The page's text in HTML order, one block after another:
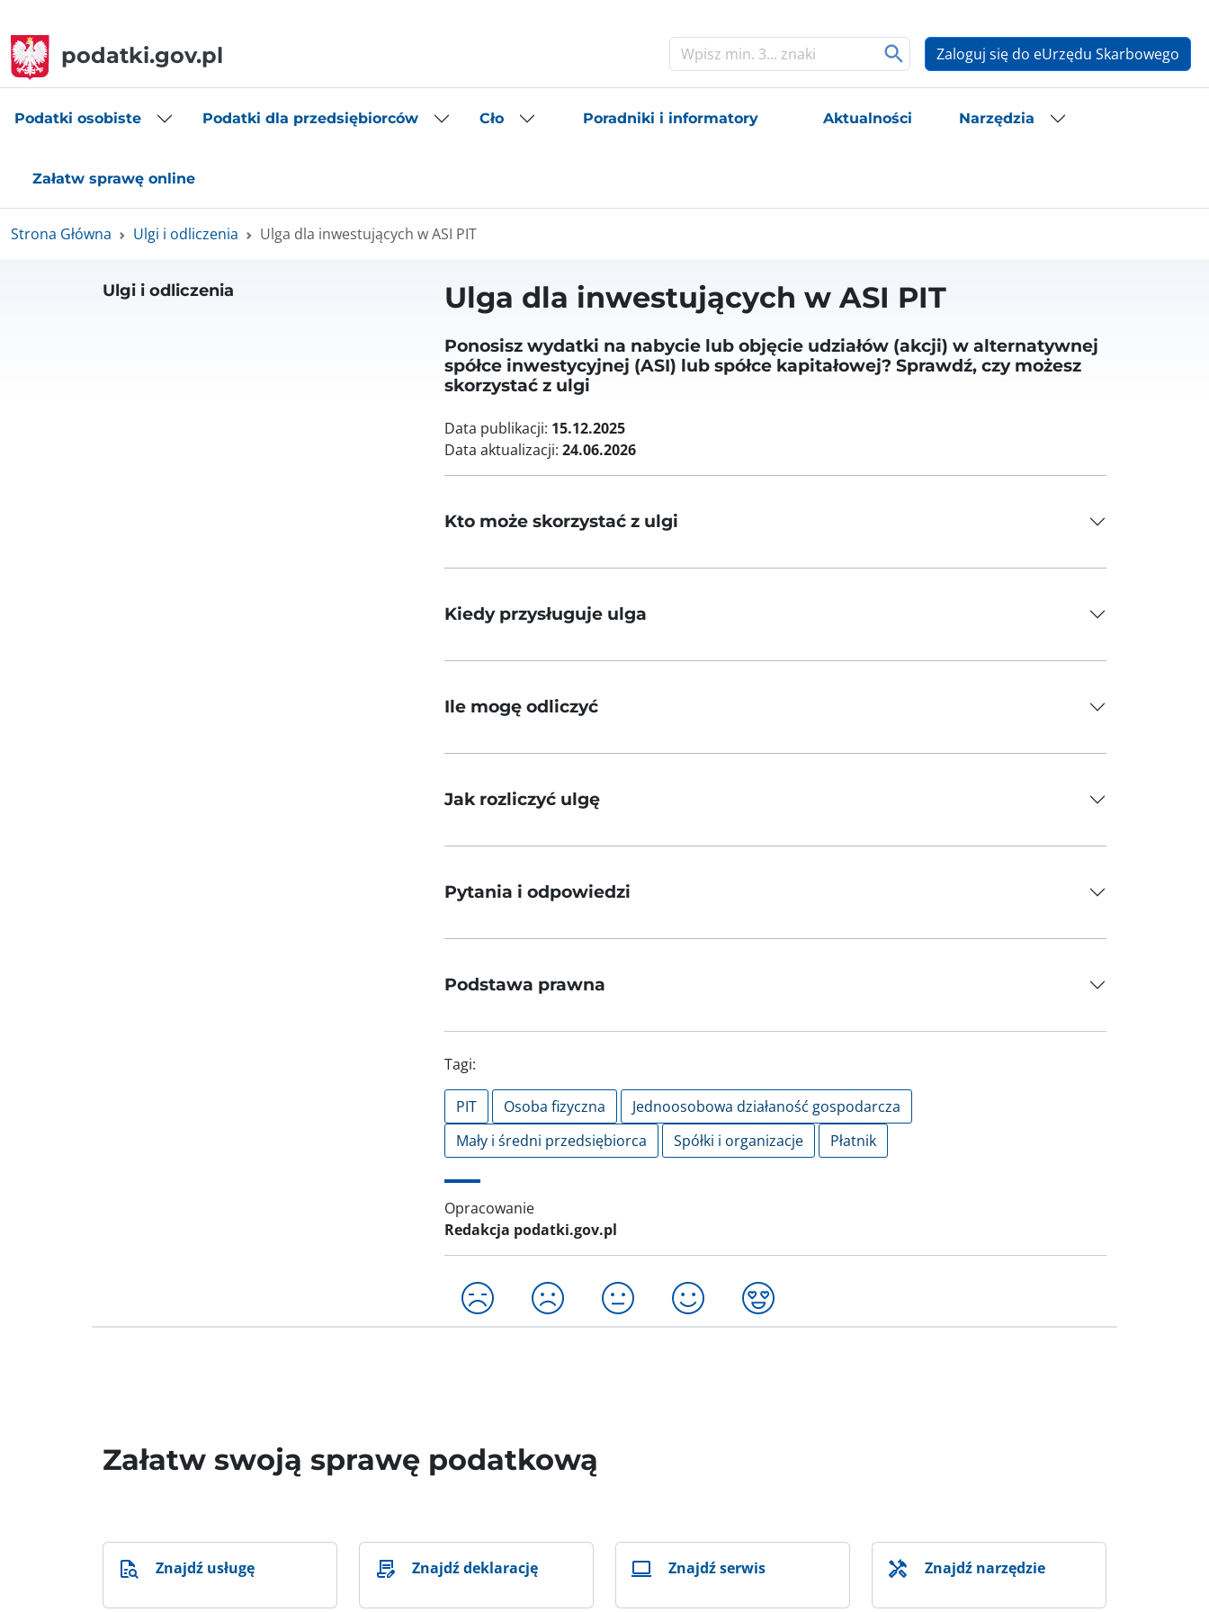
podatki.gov.pl Zaloguj się do eUrzędu Skarbowego
Podatki osobiste Podatki dla przedsiębiorców Cło Poradniki i informatory Aktualności Narzędzia
Załatw sprawę online
Strona Główna Ulgi i odliczenia Ulga dla inwestujących w ASI PIT
Ulgi i odliczenia Ulga dla inwestujących w ASI PIT
Ponosisz wydatki na nabycie lub objęcie udziałów (akcji) w alternatywnej
spółce inwestycyjnej (ASI) lub spółce kapitałowej? Sprawdź, czy możesz
skorzystać z ulgi
Data publikacji: 15.12.2025
Data aktualizacji: 24.06.2026
Kto może skorzystać z ulgi
Kiedy przysługuje ulga
Ile mogę odliczyć
Jak rozliczyć ulgę
Pytania i odpowiedzi
Podstawa prawna
Tagi:
PIT Osoba fizyczna
Jednoosobowa działaność gospodarcza
Mały i średni przedsiębiorca
Spółki i organizacje Płatnik
Opracowanie
Redakcja podatki.gov.pl
Załatw swoją sprawę podatkową
Znajdź usługę Znajdź deklarację Znajdź serwis Znajdź narzędzie